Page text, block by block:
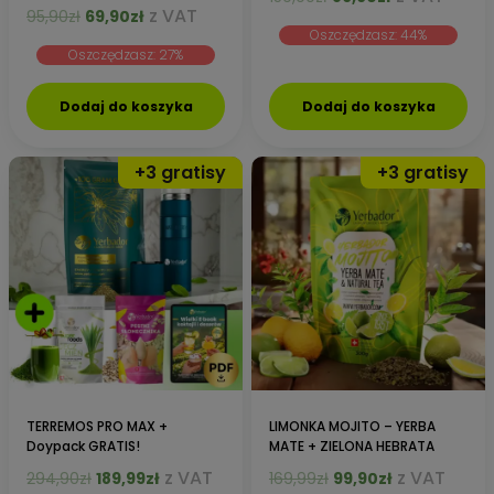
95,90zł Pierwotna
wynosiła:
95,90zł.
69,90złAktualna
wynosi:
69,90zł.
z VAT
Oszczędzasz: 27%
Dodaj do koszyka
wynosiła:wynosi:
Oszczędzasz: 44%
Dodaj do koszyka
TERREMOS PRO MAX +
Doypack GRATIS!
294,90zł Pierwotna
189,99złAktualna
z VAT
LIMONKA MOJITO – YERBA
MATE + ZIELONA HEBRATA
169,99zł Pierwotna
99,90złAktualna
z VAT